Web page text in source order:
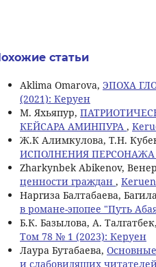
статьи
Aklima Omarova, ЭПОХА
(2021): Керуен
М. Яхьяпур,
КЕЙСАРА АМИНПУРА ,
Ж.К Алимкулова, Т.Н.
ИСПОЛНЕНИЯ ПЕРСОНАЖА
Zharkynbek Abikenov,
ценности граждан ,
Наргиза Балтабаева,
в романе-эпопее "Путь
Б.К. Базылова, A. Талгатбек,
Том 78 № 1 (2023): Керуен
Лаура Бутабаева,
и слабовидящих